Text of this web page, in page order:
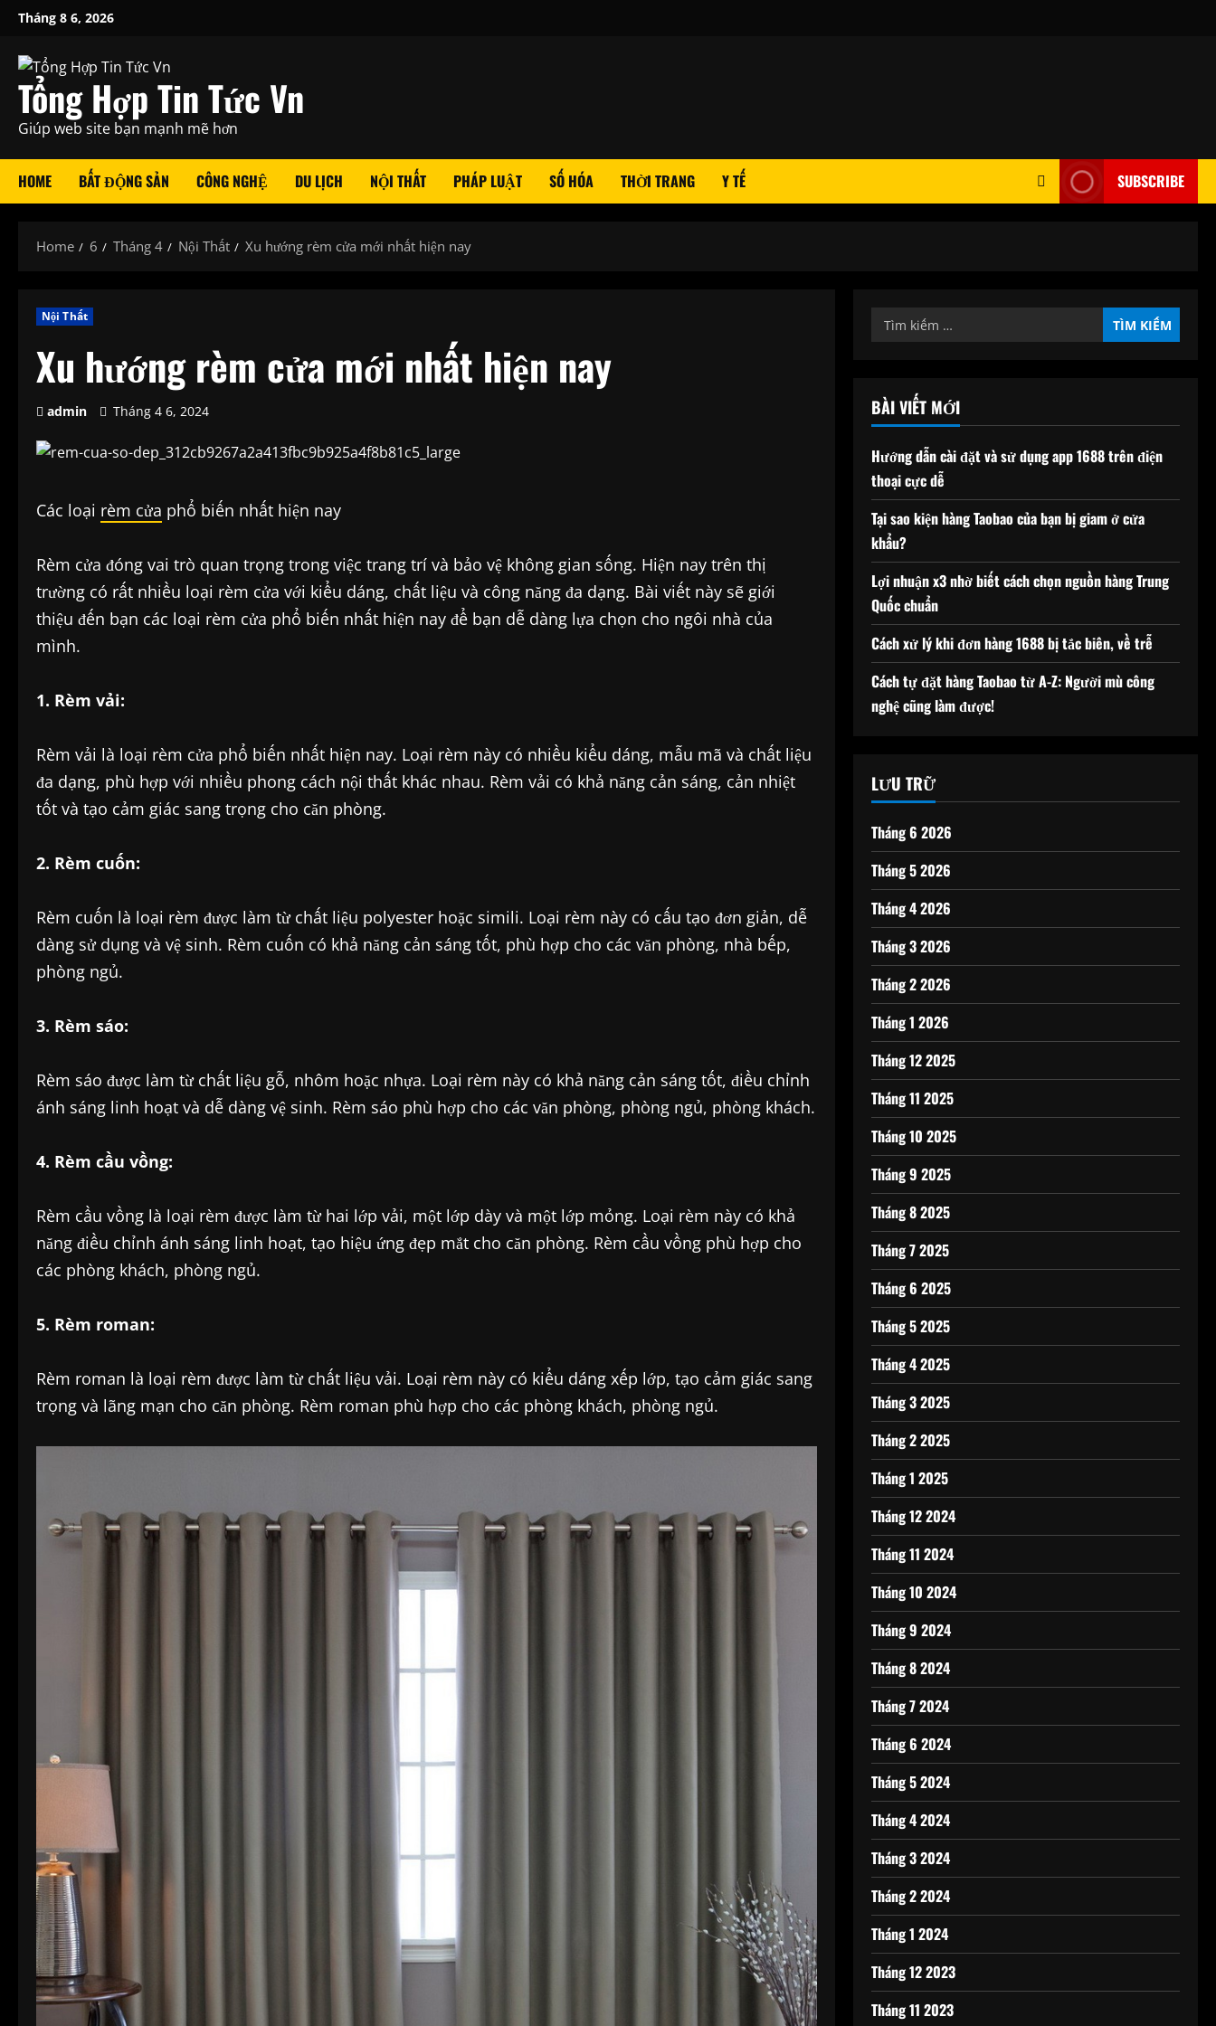
Skip
content
Tháng 8 6, 2026
Tổng Hợp Tin Tức Vn
Giúp web site bạn mạnh mẽ hơn
HOME BẤT ĐỘNG SẢN CÔNG NGHỆ DU LỊCH NỘI THẤT PHÁP LUẬT SỐ HÓA THỜI TRANG Y TẾ SUBSCRIBE
Home 6 Tháng 4 Nội Thất Xu hướng rèm cửa mới nhất hiện nay
Nội Thất
Xu hướng rèm cửa mới nhất hiện nay
admin Tháng 4 6, 2024
Các loại rèm cửa phổ biến nhất hiện nay
Rèm cửa đóng vai trò quan trọng trong việc trang trí và bảo vệ không gian sống. Hiện nay trên thị
trường có rất nhiều loại rèm cửa với kiểu dáng, chất liệu và công năng đa dạng. Bài viết này sẽ giới
thiệu đến bạn các loại rèm cửa phổ biến nhất hiện nay để bạn dễ dàng lựa chọn cho ngôi nhà của
mình.
1. Rèm vải:
Rèm vải là loại rèm cửa phổ biến nhất hiện nay. Loại rèm này có nhiều kiểu dáng, mẫu mã và chất liệu
đa dạng, phù hợp với nhiều phong cách nội thất khác nhau. Rèm vải có khả năng cản sáng, cản nhiệt
tốt và tạo cảm giác sang trọng cho căn phòng.
2. Rèm cuốn:
Rèm cuốn là loại rèm được làm từ chất liệu polyester hoặc simili. Loại rèm này có cấu tạo đơn giản, dễ
dàng sử dụng và vệ sinh. Rèm cuốn có khả năng cản sáng tốt, phù hợp cho các văn phòng, nhà bếp,
phòng ngủ.
3. Rèm sáo:
Rèm sáo được làm từ chất liệu gỗ, nhôm hoặc nhựa. Loại rèm này có khả năng cản sáng tốt, điều chỉnh
ánh sáng linh hoạt và dễ dàng vệ sinh. Rèm sáo phù hợp cho các văn phòng, phòng ngủ, phòng khách.
4. Rèm cầu vồng:
Rèm cầu vồng là loại rèm được làm từ hai lớp vải, một lớp dày và một lớp mỏng. Loại rèm này có khả
năng điều chỉnh ánh sáng linh hoạt, tạo hiệu ứng đẹp mắt cho căn phòng. Rèm cầu vồng phù hợp cho
các phòng khách, phòng ngủ.
5. Rèm roman:
Rèm roman là loại rèm được làm từ chất liệu vải. Loại rèm này có kiểu dáng xếp lớp, tạo cảm giác sang
trọng và lãng mạn cho căn phòng. Rèm roman phù hợp cho các phòng khách, phòng ngủ.
Tìm
kiếm
BÀI VIẾT MỚI
Hướng dẫn cài đặt và sử dụng app 1688 trên điện
thoại cực dễ
Tại sao kiện hàng Taobao của bạn bị giam ở cửa
khẩu?
Lợi nhuận x3 nhờ biết cách chọn nguồn hàng Trung
Quốc chuẩn
Cách xử lý khi đơn hàng 1688 bị tắc biên, về trễ
Cách tự đặt hàng Taobao từ A-Z: Người mù công
nghệ cũng làm được!
LƯU TRỮ
Tháng 6 2026
Tháng 5 2026
Tháng 4 2026
Tháng 3 2026
Tháng 2 2026
Tháng 1 2026
Tháng 12 2025
Tháng 11 2025
Tháng 10 2025
Tháng 9 2025
Tháng 8 2025
Tháng 7 2025
Tháng 6 2025
Tháng 5 2025
Tháng 4 2025
Tháng 3 2025
Tháng 2 2025
Tháng 1 2025
Tháng 12 2024
Tháng 11 2024
Tháng 10 2024
Tháng 9 2024
Tháng 8 2024
Tháng 7 2024
Tháng 6 2024
Tháng 5 2024
Tháng 4 2024
Tháng 3 2024
Tháng 2 2024
Tháng 1 2024
Tháng 12 2023
Tháng 11 2023